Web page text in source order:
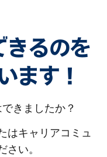
きるのを
ます！
きましたか？
はキャリアコミュ
い。